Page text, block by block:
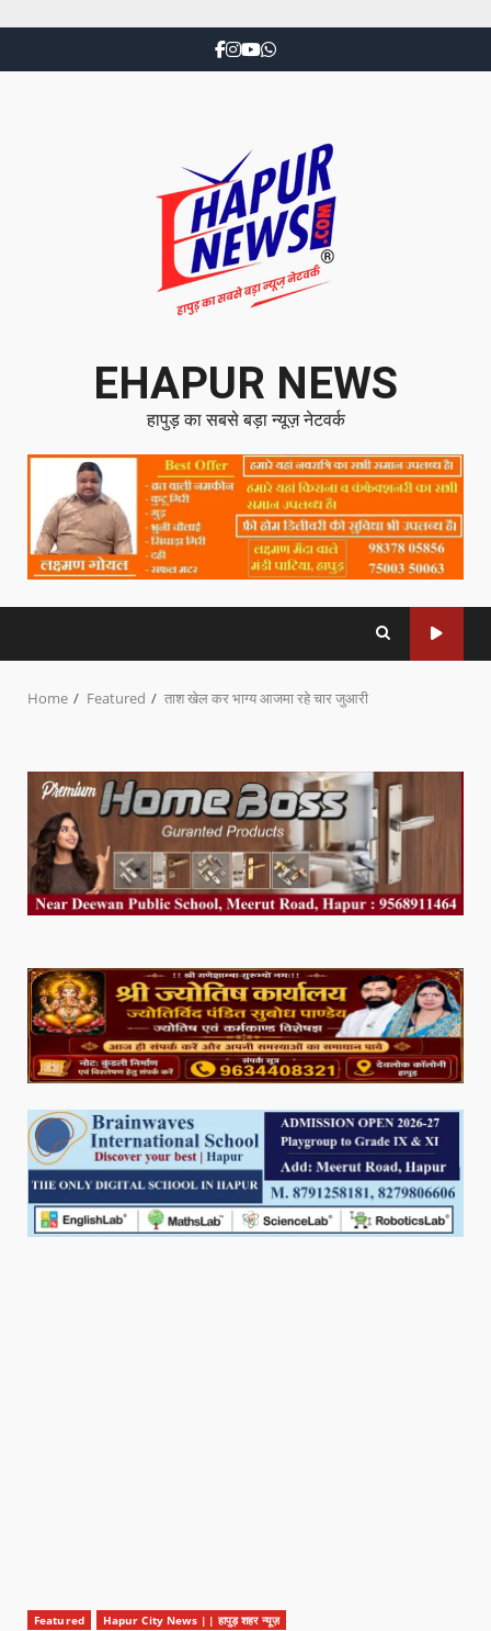
EHAPUR NEWS
हापुड़ का सबसे बड़ा न्यूज़ नेटवर्क
Home Featured ताश खेल कर भाग्य आजमा रहे चार जुआरी
Featured Hapur City News || हापुड़ शहर न्यूज़